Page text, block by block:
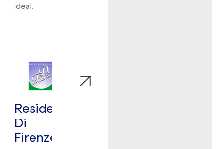
ideal.
Residencial
Di
Firenze